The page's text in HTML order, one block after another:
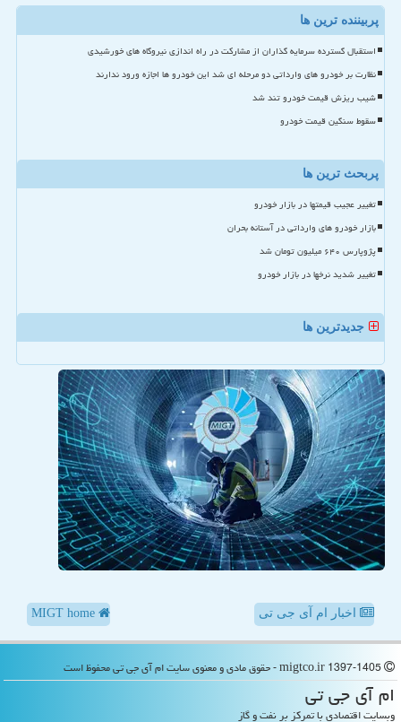
پربیننده ترین ها
استقبال گسترده سرمایه گذاران از مشارکت در راه اندازی نیروگاه های خورشیدی
نظارت بر خودرو های وارداتی دو مرحله ای شد این خودرو ها اجازه ورود ندارند
شیب ریزش قیمت خودرو تند شد
سقوط سنگین قیمت خودرو
پربحث ترین ها
تغییر عجیب قیمتها در بازار خودرو
بازار خودرو های وارداتی در آستانه بحران
پژوپارس ۶۴۰ میلیون تومان شد
تغییر شدید نرخها در بازار خودرو
جدیدترین ها
اخبار ام آی جی تی
ام آی جی تی
وبسایت اقتصادی با تمرکز بر نفت و گاز